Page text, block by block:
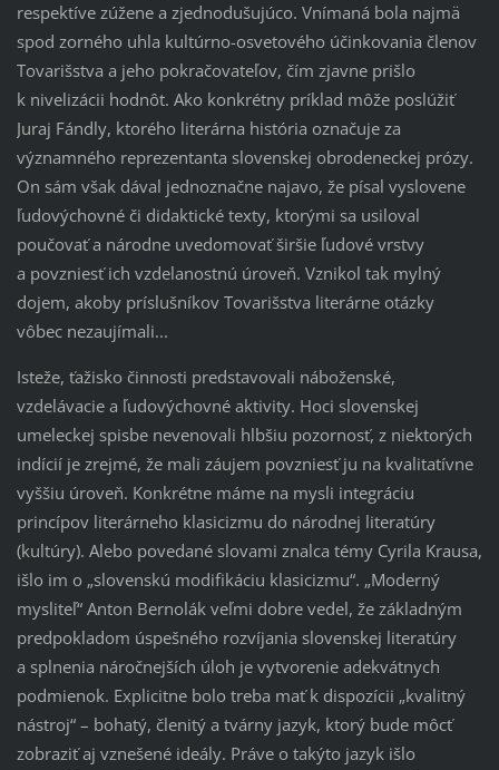
respektíve zúžene a zjednodušujúco. Vnímaná bola najmä
spod zorného uhla kultúrno-osvetového účinkovania členov
Tovarišstva a jeho pokračovateľov, čím zjavne prišlo
k nivelizácii hodnôt. Ako konkrétny príklad môže poslúžiť
Juraj Fándly, ktorého literárna história označuje za
významného reprezentanta slovenskej obrodeneckej prózy.
On sám však dával jednoznačne najavo, že písal vyslovene
ľudovýchovné či didaktické texty, ktorými sa usiloval
poučovať a národne uvedomovať širšie ľudové vrstvy
a povzniesť ich vzdelanostnú úroveň. Vznikol tak mylný
dojem, akoby príslušníkov Tovarišstva literárne otázky
vôbec nezaujímali...
Isteže, ťažisko činnosti predstavovali náboženské,
vzdelávacie a ľudovýchovné aktivity. Hoci slovenskej
umeleckej spisbe nevenovali hlbšiu pozornosť, z niektorých
indícií je zrejmé, že mali záujem povzniesť ju na kvalitatívne
vyššiu úroveň. Konkrétne máme na mysli integráciu
princípov literárneho klasicizmu do národnej literatúry
(kultúry). Alebo povedané slovami znalca témy Cyrila Krausa,
išlo im o „slovenskú modifikáciu klasicizmu“. „Moderný
mysliteľ“ Anton Bernolák veľmi dobre vedel, že základným
predpokladom úspešného rozvíjania slovenskej literatúry
a splnenia náročnejších úloh je vytvorenie adekvátnych
podmienok. Explicitne bolo treba mať k dispozícii „kvalitný
nástroj“ – bohatý, členitý a tvárny jazyk, ktorý bude môcť
zobraziť aj vznešené ideály. Práve o takýto jazyk išlo